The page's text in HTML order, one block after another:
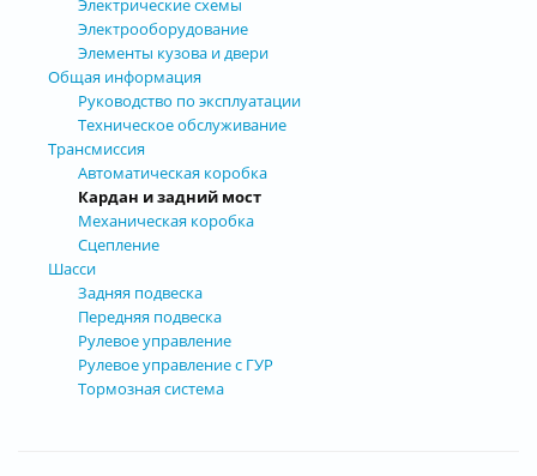
Электрические схемы
Электрооборудование
Элементы кузова и двери
Общая информация
Руководство по эксплуатации
Техническое обслуживание
Трансмиссия
Автоматическая коробка
Кардан и задний мост
Механическая коробка
Сцепление
Шасси
Задняя подвеска
Передняя подвеска
Рулевое управление
Рулевое управление с ГУР
Тормозная система